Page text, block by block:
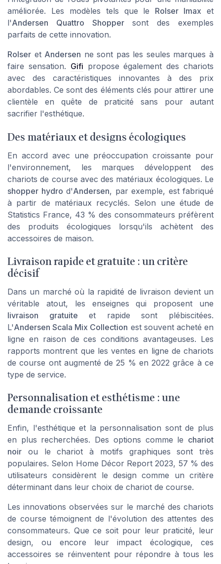
améliorée. Les modèles tels que le Rolser Imax et
l'Andersen Quattro Shoppersont des exemples
parfaits de cette innovation.
Rolser et Andersen ne sont pas les seules marques à
faire sensation. Gifi propose également des chariots
avec des caractéristiques innovantes à des prix
abordables. Ce sont des éléments clés pour attirer une
clientèle en quête de praticité sans pour autant
sacrifier l'esthétique.
Des matériaux et designs écologiques
En accord avec une préoccupation croissante pour
l'environnement, les marques développent des
chariots de course avec des matériaux écologiques. Le
shopper hydro d'Andersen, par exemple, est fabriqué
à partir de matériaux recyclés. Selon une étude de
Statistics France, 43 % des consommateurs préfèrent
des produits écologiques lorsqu'ils achètent des
accessoires de maison.
Livraison rapide et gratuite : un critère
décisif
Dans un marché où la rapidité de livraison devient un
véritable atout, les enseignes qui proposent une
livraison gratuite et rapide sont plébiscitées.
L'Andersen Scala Mix Collection est souvent acheté en
ligne en raison de ces conditions avantageuses. Les
rapports montrent que les ventes en ligne de chariots
de course ont augmenté de 25 % en 2022 grâce à ce
type de service.
Personnalisation et esthétisme : une
demande croissante
Enfin, l'esthétique et la personnalisation sont de plus
en plus recherchées. Des options comme le chariot
noir ou le chariot à motifs graphiques sont très
populaires. Selon Home Décor Report 2023, 57 % des
utilisateurs considèrent le design comme un critère
déterminant dans leur choix de chariot de course.
Les innovations observées sur le marché des chariots
de course témoignent de l'évolution des attentes des
consommateurs. Que ce soit pour leur praticité, leur
design, ou encore leur impact écologique, ces
accessoires se réinventent pour répondre à tous les